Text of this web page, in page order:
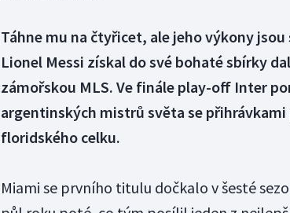
Táhne mu na čtyřicet, ale jeho výkony
Lionel Messi získal do své bohaté sbírky
zámořskou MLS. Ve finále play-off Inter
argentinských mistrů světa se
floridského celku.
Miami se prvního titulu dočkalo v šesté